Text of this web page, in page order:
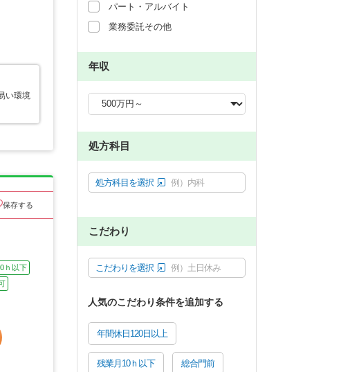
い環境
保存する
ｈ以下
パート・アルバイト
業務委託その他
年収
処方科目
処方科目を選択 例）内科
こだわり
こだわりを選択 例）土日休み
人気のこだわり条件を追加する
年間休日120日以上
残業月10ｈ以下 総合門前